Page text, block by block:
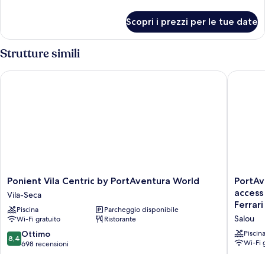
&
Ferrari
Land
Room
Aventura
&
Scopri i prezzi per le tue date
Strutture simili
Ponient
Vila
Centric
by
PortAventura
World
Vila-
Ponient Vila Centric by PortAventura World
Vila-Seca
Piscina
Parcheggio disponibile
Wi-Fi gratuito
Ristorante
8.4
su
8,4 Ottimo
698 recensioni
Ponient Vila Centric by PortAventura World
Hotel
El
Paso
-
Includes
Salou
Piscina
Wi-Fi